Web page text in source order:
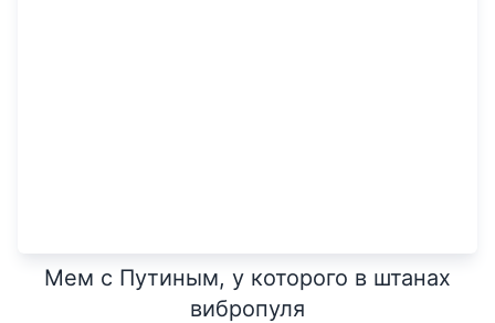
Мем с Путиным, у которого в штанах
вибропуля